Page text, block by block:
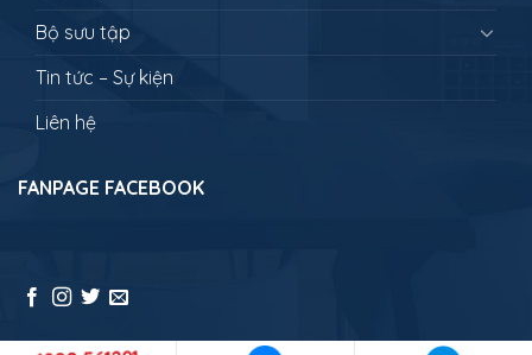
Bộ sưu tập
Tin tức – Sự kiện
Liên hệ
FANPAGE FACEBOOK